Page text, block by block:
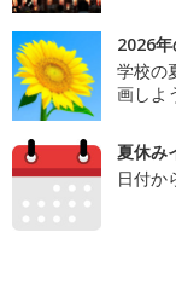
2026
学校の
画しよ
夏休み
日付か